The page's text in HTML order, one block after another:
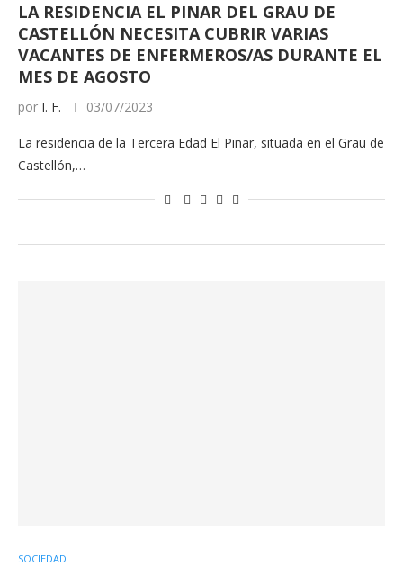
LA RESIDENCIA EL PINAR DEL GRAU DE
CASTELLÓN NECESITA CUBRIR VARIAS
VACANTES DE ENFERMEROS/AS DURANTE EL
MES DE AGOSTO
por I. F. 03/07/2023
La residencia de la Tercera Edad El Pinar, situada en el Grau de
Castellón,…
SOCIEDAD